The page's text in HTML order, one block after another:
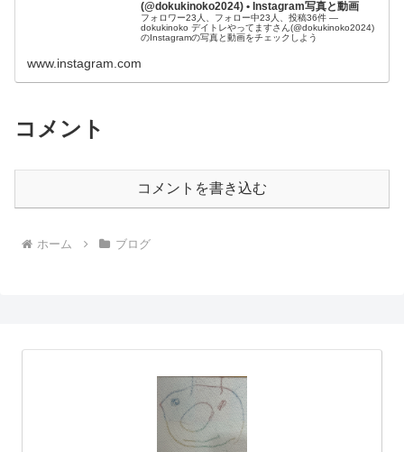
(@dokukinoko2024) • Instagram写真と動画
フォロワー23人、フォロー中23人、投稿36件 ―
dokukinoko デイトレやってますさん(@dokukinoko2024)
のInstagramの写真と動画をチェックしよう
www.instagram.com
コメント
コメントを書き込む
ホーム ブログ